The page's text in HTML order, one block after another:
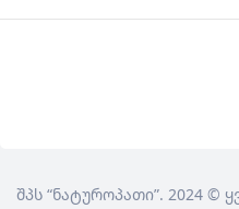
შპს “ნატუროპათი”. 2024 ©